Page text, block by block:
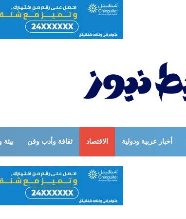
أخبار عربية ودولية الاقتصاد ثقافة وأدب وفن بيئة